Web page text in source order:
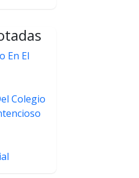
En El
Colegio